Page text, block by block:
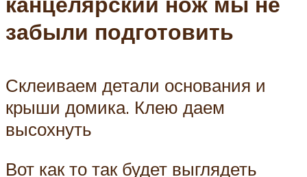
забыли подготовить
Склеиваем детали основания и
крыши домика. Клею даем
высохнуть
Вот как то так будет выглядеть